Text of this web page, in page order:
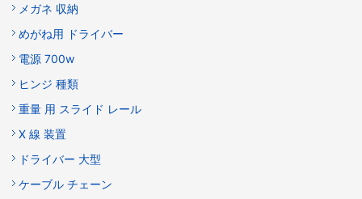
メガネ 収納
めがね用 ドライバー
電源 700w
ヒンジ 種類
重量 用 スライド レール
X 線 装置
ドライバー 大型
ケーブル チェーン